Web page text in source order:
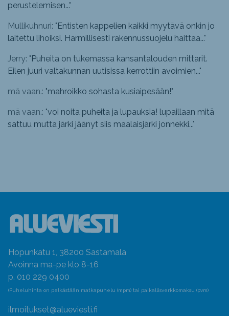
perustelemisen..."
Mullikuhnuri: "Entisten kappelien kaikki myytävä onkin jo
laitettu lihoiksi. Harmillisesti rakennussuojelu haittaa..."
Jerry: "Puheita on tukemassa kansantalouden mittarit.
Eilen juuri valtakunnan uutisissa kerrottiin avoimien..."
mä vaan.: "mahroikko sohasta kusiaipesään!"
mä vaan.: "voi noita puheita ja lupauksia! lupaillaan mitä
sattuu mutta järki jäänyt siis maalaisjärki jonnekki..."
Hopunkatu 1, 38200 Sastamala
Avoinna ma-pe klo 8-16
p. 010 229 0400
(Puheluhinta on pelkästään matkapuhelu (mpm) tai paikallisverkkomaksu (pvm)
ilmoitukset@alueviesti.fi